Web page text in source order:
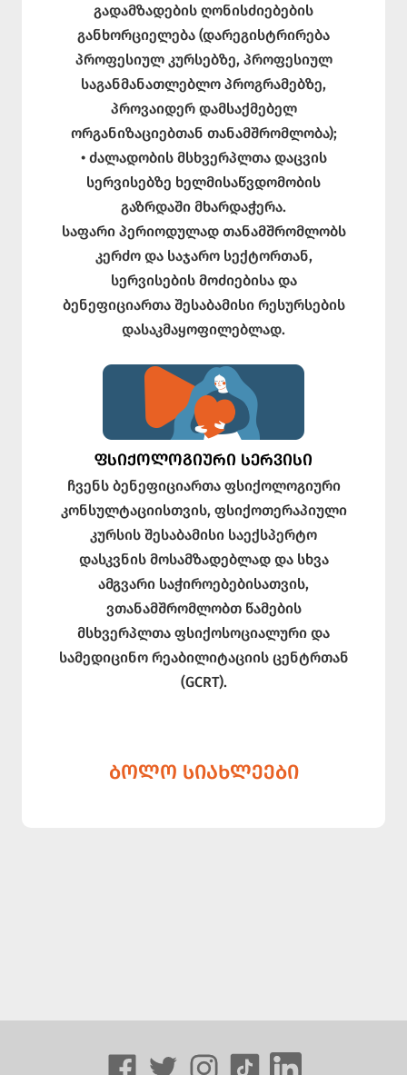
გადამზადების ღონისძიებების
განხორციელება (დარეგისტრირება
პროფესიულ კურსებზე, პროფესიულ
საგანმანათლებლო პროგრამებზე,
პროვაიდერ დამსაქმებელ
ორგანიზაციებთან თანამშრომლობა);
• ძალადობის მსხვერპლთა დაცვის
სერვისებზე ხელმისაწვდომობის
გაზრდაში მხარდაჭერა.
საფარი პერიოდულად თანამშრომლობს
კერძო და საჯარო სექტორთან,
სერვისების მოძიებისა და
ბენეფიციართა შესაბამისი რესურსების
დასაკმაყოფილებლად.
ᲤᲡᲘᲥᲝᲚᲝᲒᲘᲣᲠᲘ ᲡᲔᲠᲕᲘᲡᲘ
ჩვენს ბენეფიციართა ფსიქოლოგიური
კონსულტაციისთვის, ფსიქოთერაპიული
კურსის შესაბამისი საექსპერტო
დასკვნის მოსამზადებლად და სხვა
ამგვარი საჭიროებებისათვის,
ვთანამშრომლობთ წამების
მსხვერპლთა ფსიქოსოციალური და
სამედიცინო რეაბილიტაციის ცენტრთან
(GCRT).
ᲑᲝᲚᲝ ᲡᲘᲐᲮᲚᲔᲔᲑᲘ